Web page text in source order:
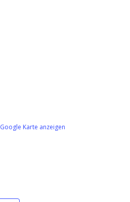
Google Karte anzeigen